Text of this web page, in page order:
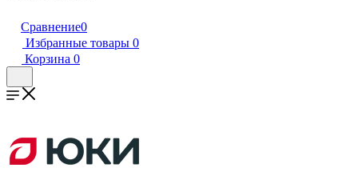
Сравнение0
Избранные товары 0
Корзина 0